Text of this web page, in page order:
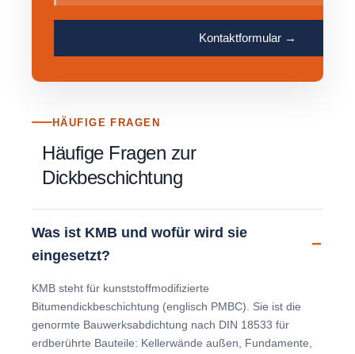
Kontaktformular →
HÄUFIGE FRAGEN
Häufige Fragen zur
Dickbeschichtung
Was ist KMB und wofür wird sie
eingesetzt?
KMB steht für kunststoffmodifizierte
Bitumendickbeschichtung (englisch PMBC). Sie ist die
genormte Bauwerksabdichtung nach DIN 18533 für
erdberührte Bauteile: Kellerwände außen, Fundamente,